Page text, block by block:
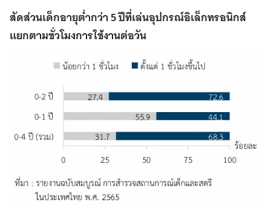
สัดส่วนเด็กอายุต่ำกว่า 5 ปีที่เล่นอุปกรณ์อิเล็กทรอนิกส์
แยกตามชั่วโมงการใช้งานต่อวัน